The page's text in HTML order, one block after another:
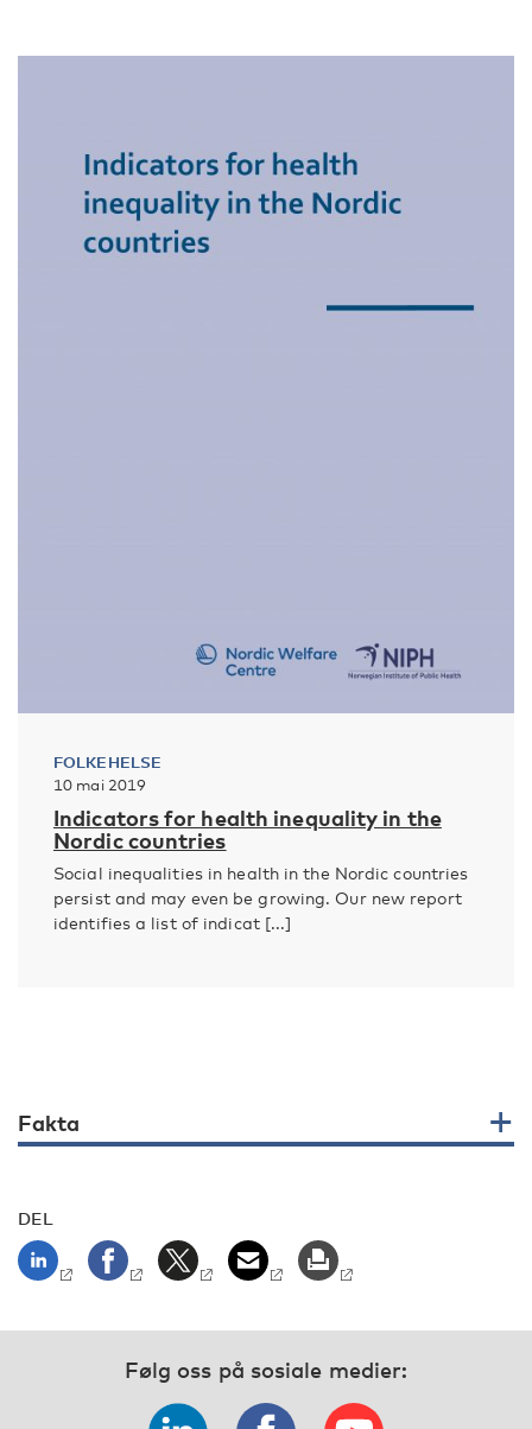
FOLKEHELSE
10 mai 2019
Indicators for health inequality in the
Nordic countries
Social inequalities in health in the Nordic countries
persist and may even be growing. Our new report
identifies a list of indicat [...]
Fakta
DEL
Følg oss på sosiale medier: